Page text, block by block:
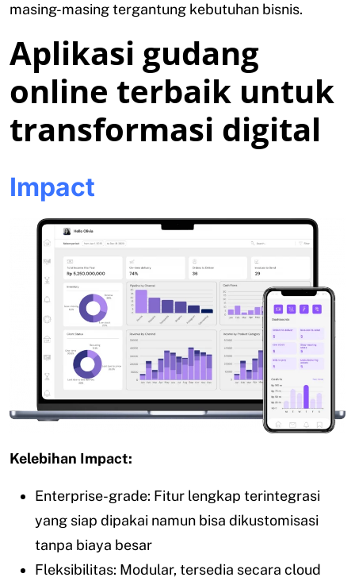
masing-masing tergantung kebutuhan bisnis.
Aplikasi gudang
online terbaik untuk
transformasi digital
Impact
Kelebihan Impact:
Enterprise-grade: Fitur lengkap terintegrasi
yang siap dipakai namun bisa dikustomisasi
tanpa biaya besar
Fleksibilitas: Modular, tersedia secara cloud